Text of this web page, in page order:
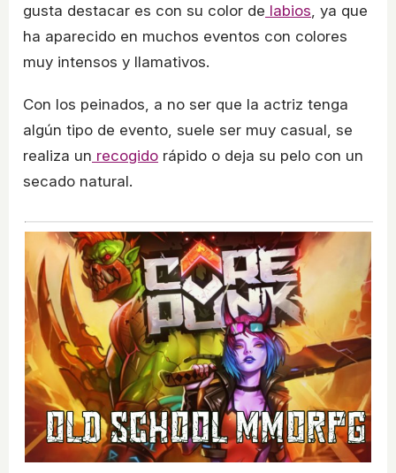
gusta destacar es con su color de labios , ya que
ha aparecido en muchos eventos con colores
muy intensos y llamativos.
Con los peinados, a no ser que la actriz tenga
algún tipo de evento, suele ser muy casual, se
realiza un recogido rápido o deja su pelo con un
secado natural.